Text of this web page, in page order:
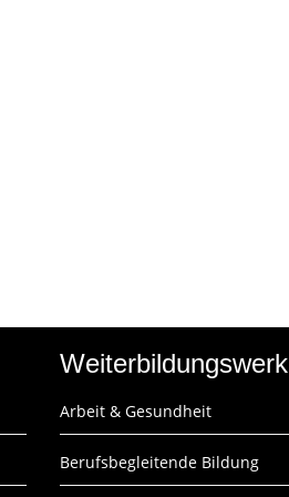
Weiterbildungswerk
Arbeit & Gesundheit
Berufsbegleitende Bildung